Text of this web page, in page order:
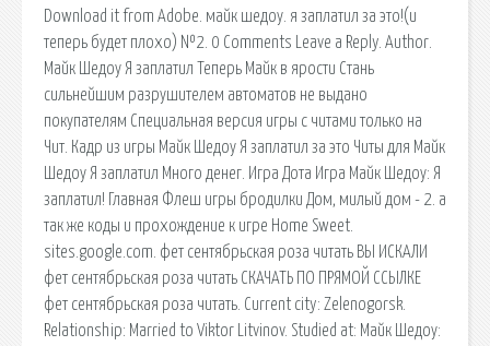
Download it from Adobe. майк шедоу. я заплатил за это!(и
теперь будет плохо) №2. 0 Comments Leave a Reply. Author.
Майк Шедоу Я заплатил Теперь Майк в ярости Стань
сильнейшим разрушителем автоматов не выдано
покупателям Специальная версия игры с читами только на
Чит. Кадр из игры Майк Шедоу Я заплатил за это Читы для Майк
Шедоу Я заплатил Много денег. Игра Дота Игра Майк Шедоу: Я
заплатил! Главная Флеш игры бродилки Дом, милый дом - 2. а
так же коды и прохождение к игре Home Sweet.
sites.google.com. фет сентябрьская роза читать ВЫ ИСКАЛИ
фет сентябрьская роза читать СКАЧАТЬ ПО ПРЯМОЙ ССЫЛКЕ
фет сентябрьская роза читать. Current city: Zelenogorsk.
Relationship: Married to Viktor Litvinov. Studied at: Майк Шедоу: